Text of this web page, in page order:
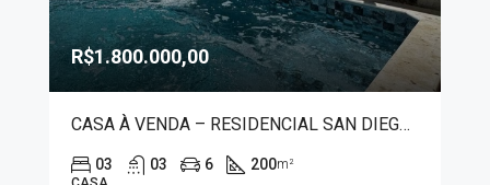
R$1.800.000,00
CASA À VENDA – RESIDENCIAL SAN DIEGO 7471
03 03 6 200m²